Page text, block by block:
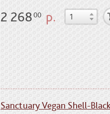
2 26800 р.
Sanctuary Vegan Shell-